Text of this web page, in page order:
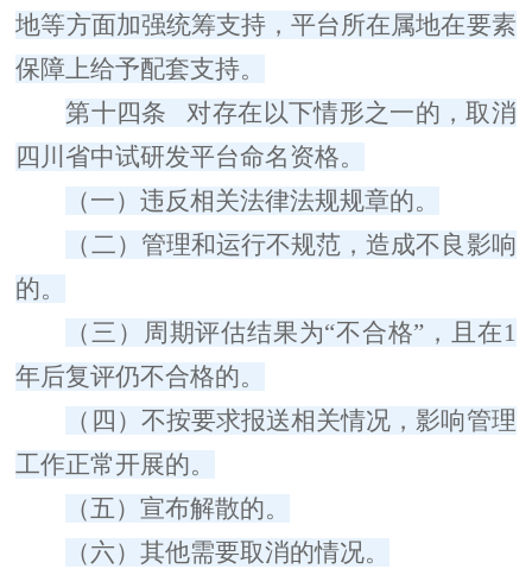
地等方面加强统筹支持，平台所在属地在要素
保障上给予配套支持。
第十四条
对存在以下情形之一的，取消
四川省中试研发平台命名资格。
（一）违反相关法律法规规章的。
（二） 管理和运行不规范，造成不良影响
的。
（三） 周期评估结果为“不合格” ，且在1
年后复评仍不合格的。
（四） 不按要求报送相关情况，影响管理
工作正常开展的。
（五）宣布解散的。
（六）其他需要取消的情况。